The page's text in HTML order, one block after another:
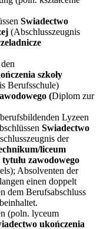
Swiadectwo
(Abschlusszeugnis
szkoły
Berufsschule)
(Diplom zur
Lyzeen
Swiadectwo
der
liceum
zawodowego
Absolventen der
einen doppelt
dem Berufsabschluss
(poln. lyceum
ukończenia